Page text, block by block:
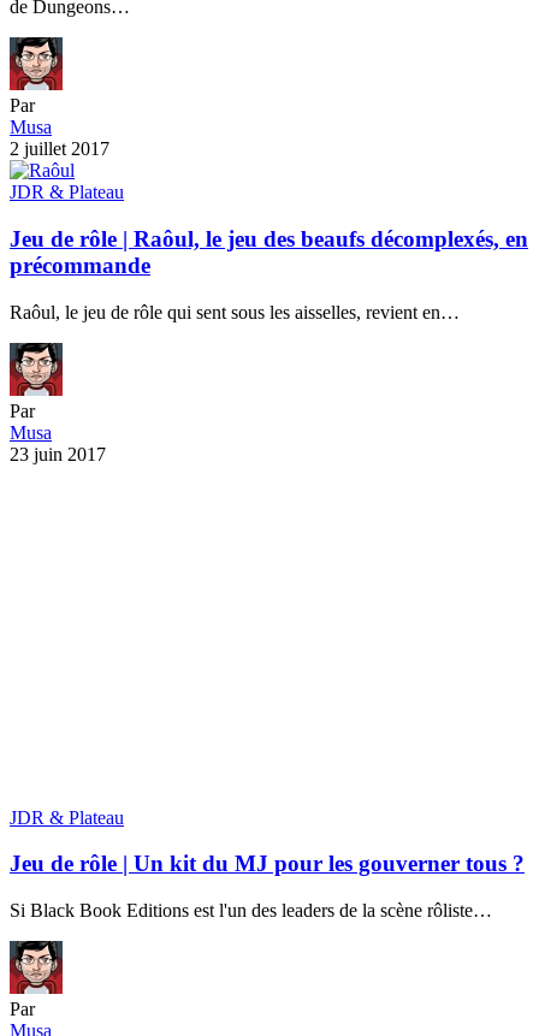
de Dungeons…
Par
Musa
2 juillet 2017
JDR & Plateau
Jeu de rôle | Raôul, le jeu des beaufs décomplexés, en
précommande
Raôul, le jeu de rôle qui sent sous les aisselles, revient en…
Par
Musa
23 juin 2017
JDR & Plateau
Jeu de rôle | Un kit du MJ pour les gouverner tous ?
Si Black Book Editions est l'un des leaders de la scène rôliste…
Par
Musa